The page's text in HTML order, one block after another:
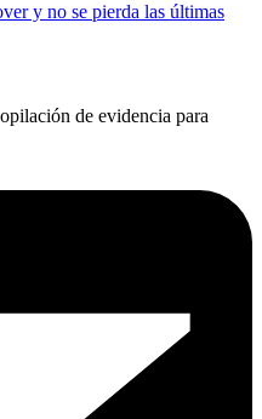
y no se pierda las últimas
de evidencia para